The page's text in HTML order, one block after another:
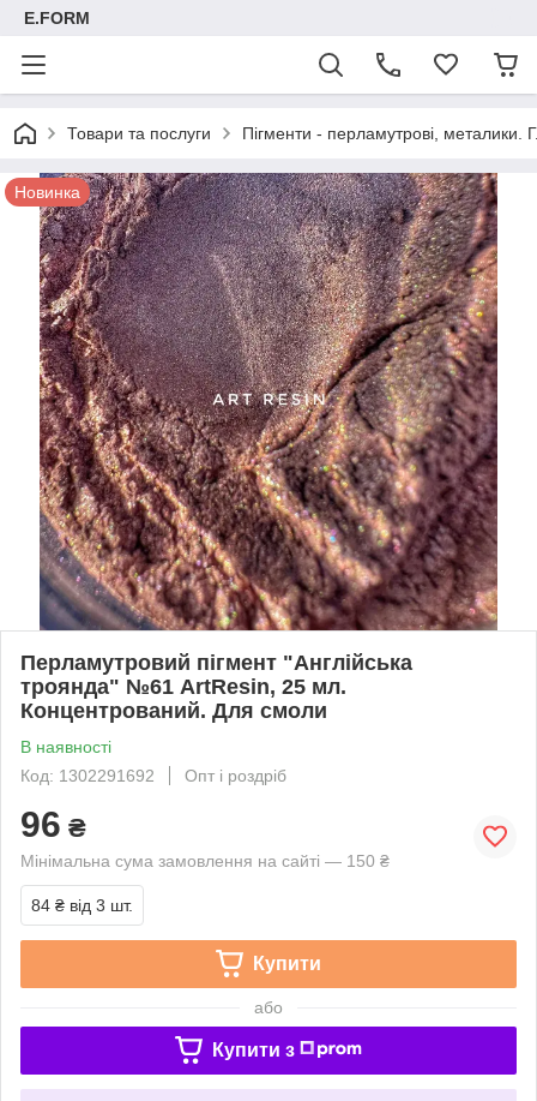
E.FORM
Товари та послуги Пігменти - перламутрові, металики.
Новинка
Перламутровий пігмент "Англійська
троянда" №61 ArtResin, 25 мл.
Концентрований. Для смоли
В наявності
Код: 1302291692
Опт і роздріб
96 ₴
Мінімальна сума замовлення на сайті — 150 ₴
84 ₴ від 3 шт.
Купити
або
Купити з